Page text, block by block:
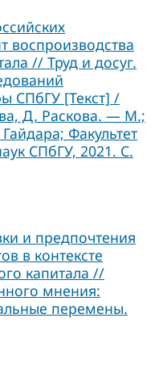
воспроизводства
// Труд и досуг.
СПбГУ [Текст] /
Д. Раскова. — М.;
Факультет
СПбГУ, 2021. С.
и предпочтения
в кон­тексте
капитала //
мнения:
перемены.